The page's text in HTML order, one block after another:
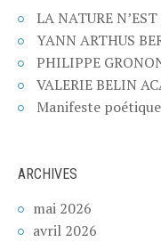
LA NATURE
YANN ARTHUS
PHILIPPE
VALERIE BELIN
Manifeste
ARCHIVES
mai 2026
avril 2026